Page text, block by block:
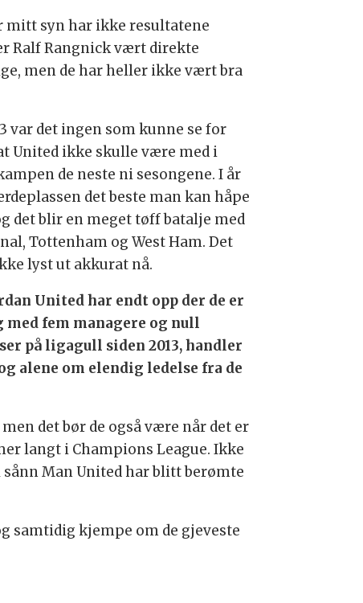
mitt syn har ikke resultatene
Ralf Rangnick vært direkte
men de har heller ikke vært bra
var det ingen som kunne se for
United ikke skulle være med i
de neste ni sesongene. I år
det beste man kan håpe
det blir en meget tøff batalje med
Tottenham og West Ham. Det
lyst ut akkurat nå.
United har endt opp der de er
med fem managere og null
på ligagull siden 2013, handler
alene om elendig ledelse fra de
det bør de også være når det er
langt i Champions League. Ikke
Man United har blitt berømte
samtidig kjempe om de gjeveste